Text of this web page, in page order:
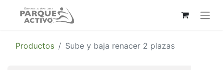
Productos Sube y baja renacer 2 plazas